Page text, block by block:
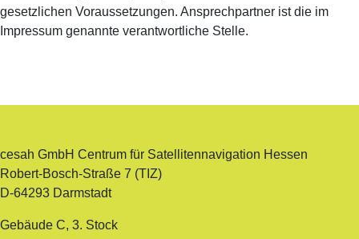
gesetzlichen Voraussetzungen. Ansprechpartner ist die im
Impressum genannte verantwortliche Stelle.
cesah GmbH Centrum für Satellitennavigation Hessen
Robert-Bosch-Straße 7 (TIZ)
D-64293 Darmstadt
Gebäude C, 3. Stock